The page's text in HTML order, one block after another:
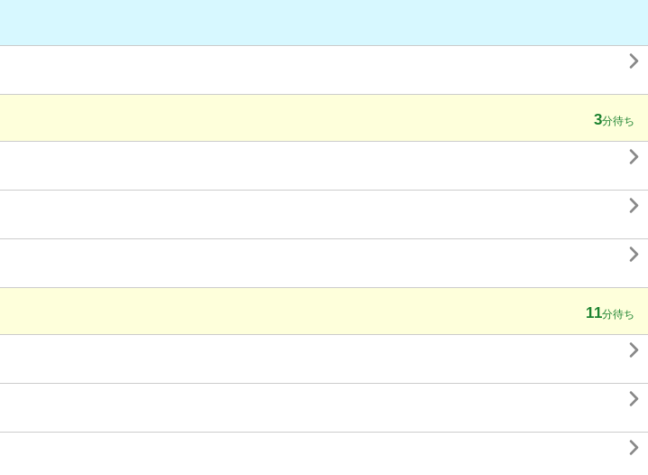

3分待ち



11分待ち


